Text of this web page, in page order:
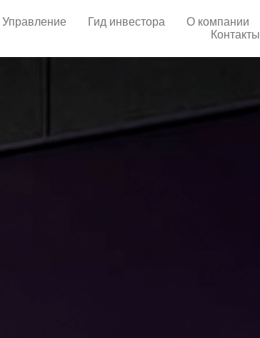
Управление Гид инвестора
О компании
Контакты